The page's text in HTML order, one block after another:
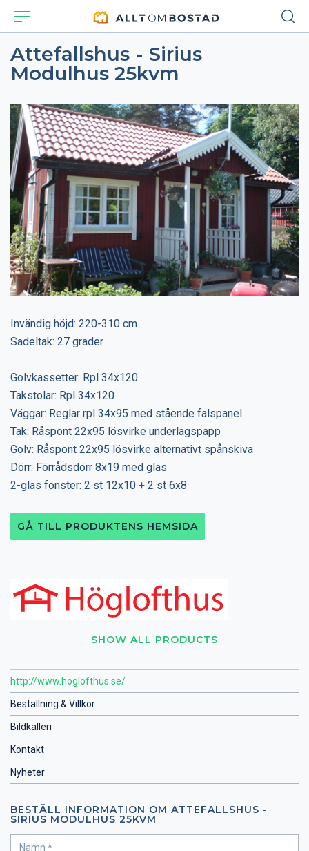
Attefallshus - Sirius
Modulhus 25kvm
SHOW ALL PRODUCTS
http://www.hoglofthus.se/
Beställning & Villkor
Bildkalleri
Kontakt
Nyheter
BESTÄLL INFORMATION OM ATTEFALLSHUS -
SIRIUS MODULHUS 25KVM
Invändig höjd: 220-310 cm
Sadeltak: 27 grader
Golvkassetter: Rpl 34x120
Takstolar: Rpl 34x120
Väggar: Reglar rpl 34x95 med stående falspanel
Tak: Råspont 22x95 lösvirke underlagspapp
Golv: Råspont 22x95 lösvirke alternativt spånskiva
Dörr: Förrådsdörr 8x19 med glas
2-glas fönster: 2 st 12x10 + 2 st 6x8
GÅ TILL PRODUKTENS HEMSIDA